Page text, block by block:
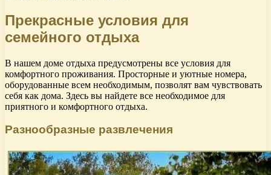
Прекрасные условия для
семейного отдыха
В нашем доме отдыха предусмотрены все условия для
комфортного проживания. Просторные и уютные номера,
оборудованные всем необходимым, позволят вам чувствовать
себя как дома. Здесь вы найдете все необходимое для
приятного и комфортного отдыха.
Разнообразные развлечения